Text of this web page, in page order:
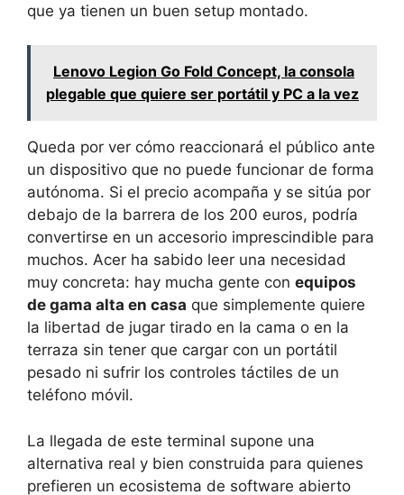
que ya tienen un buen setup montado.
Lenovo Legion Go Fold Concept, la consola
plegable que quiere ser portátil y PC a la vez
Queda por ver cómo reaccionará el público ante
un dispositivo que no puede funcionar de forma
autónoma. Si el precio acompaña y se sitúa por
debajo de la barrera de los 200 euros, podría
convertirse en un accesorio imprescindible para
muchos. Acer ha sabido leer una necesidad
muy concreta: hay mucha gente con equipos
de gama alta en casa que simplemente quiere
la libertad de jugar tirado en la cama o en la
terraza sin tener que cargar con un portátil
pesado ni sufrir los controles táctiles de un
teléfono móvil.
La llegada de este terminal supone una
alternativa real y bien construida para quienes
prefieren un ecosistema de software abierto